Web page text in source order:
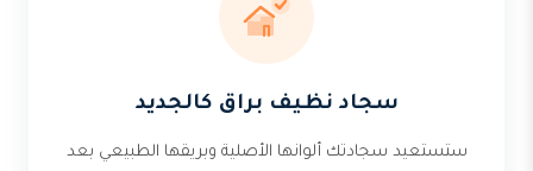
سجاد نظيف براق كالجديد
ستستعيد سجادتك ألوانها الأصلية وبريقها الطبيعي بعد